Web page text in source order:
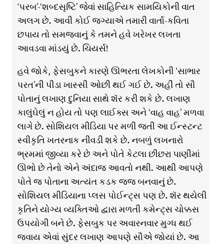
‘પરબ’-‘શબ્દસૃષ્ટિ’ જેવાં સાહિત્યિક સામયિકોની વાત
અલગ છે. આવી કોઈ જગ્યાએ તમારી વાર્તા-કવિતા
છપાય તો સમજવાનું કે તમને હવે ખરેખર લખતા
આવડવા માંડયું છે. ચિયર્સ!
હવે જોકે, ફેસબુકને કારણે ઊભરતા લેખકોની ‘સાભાર
પરત’ની પીડા ખાસ્સી ઓછી થઈ ગઈ છે. અહીં તો સૌ
પોતાનું લખાણ દુનિયા સાથે શૅર કરી શકે છે. લખાણ
કાલુંઘેલું ન હોય તો પણ લાઈક્સ અને ‘વાહ વાહ’ મળવા
લાગે છે. સોશિયલ મીડિયા પર મળી જતી આ ઈન્સ્ટન્ટ
સ્વીકૃતિ ખતરનાક નીવડી શકે છે. નબળું લખનારો
ભ્રમમાં જીવ્યા કરે છે અને પોતે કેટલા છીછરા પાણીમાં
ઊભો છે તેનો એને અંદાજ આવતો નથી. આથી આપણે
પોતે જ પોતાના અત્યંત કડક જજ બનવાનું છે.
સોશિયલ મીડિયાના પ્લસ પોઈન્ટ્સ પણ છે. શૅર થયેલી
કૃતિને યોગ્ય વ્યક્તિઓ દ્વારા મળતી કમેન્ટ્સ ચોક્કસ
ઉપયોગી બને છે. ફેસબુક પર અવારનવાર મુગ્ધ થઈ
જવાય એવાં સુંદર લખાણ આપણે સૌએ જોયાં છે. આ